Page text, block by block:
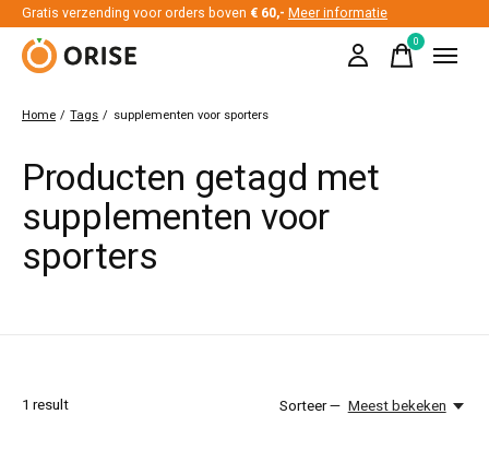
Gratis verzending voor orders boven € 60,- Meer informatie
0items
Home / Tags / supplementen voor sporters
Producten getagd met
supplementen voor
sporters
1 result Sorteer — Meest bekeken